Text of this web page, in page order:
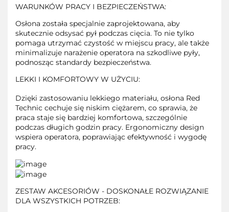
WARUNKÓW PRACY I BEZPIECZEŃSTWA:
Osłona została specjalnie zaprojektowana, aby
skutecznie odsysać pył podczas cięcia. To nie tylko
pomaga utrzymać czystość w miejscu pracy, ale także
minimalizuje narażenie operatora na szkodliwe pyły,
podnosząc standardy bezpieczeństwa.
LEKKI I KOMFORTOWY W UŻYCIU:
Dzięki zastosowaniu lekkiego materiału, osłona Red
Technic cechuje się niskim ciężarem, co sprawia, że
praca staje się bardziej komfortowa, szczególnie
podczas długich godzin pracy. Ergonomiczny design
wspiera operatora, poprawiając efektywność i wygodę
pracy.
ZESTAW AKCESORIÓW - DOSKONAŁE ROZWIĄZANIE
DLA WSZYSTKICH POTRZEB: